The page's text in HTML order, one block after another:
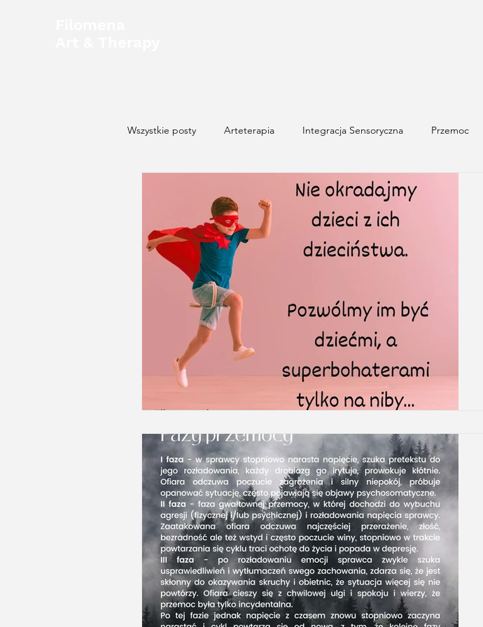
Wszystkie posty Arteterapia Integracja Sensoryczna Przemoc
Narcyzm ADHD